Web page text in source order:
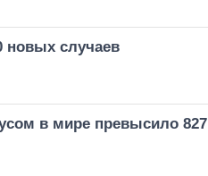
новых случаев
в мире превысило 827